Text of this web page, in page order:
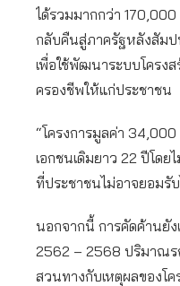
ได้รวมมากกว่า
กลับคืนสู่ภาครัฐหลังสัม
เพื่อใช้พัฒนาระบบโครง
ครองชีพให้แก่ประชาชน
“โครงการมูลค่า
เอกชนเดิมยาว 22 ปีโดย
ที่ประชาชนไม่อาจยอมรั
นอกจากนี้ การคัดค้านยัง
2562 – 2568 ปริมาณร
สวนทางกับเหตุผลของโ